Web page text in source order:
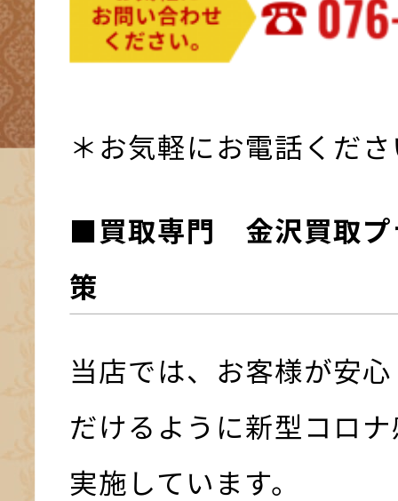
＊お気軽にお電話くだ
■買取専門 金沢買取プ
策
当店では、お客様が安
だけるように新型コロ
実施しています。